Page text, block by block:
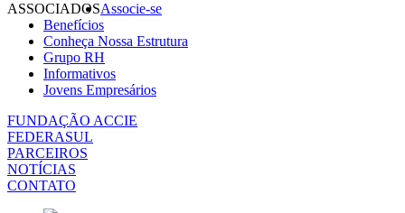
ASSOCIADOSAssocie-se
Benefícios
Conheça Nossa Estrutura
Grupo RH
Informativos
Jovens Empresários
FUNDAÇÃO ACCIE
FEDERASUL
PARCEIROS
NOTÍCIAS
CONTATO